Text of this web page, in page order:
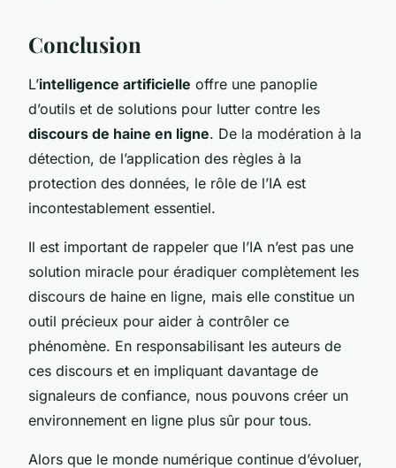
Conclusion
L’intelligence artificielle offre une panoplie
d’outils et de solutions pour lutter contre les
discours de haine en ligne. De la modération à la
détection, de l’application des règles à la
protection des données, le rôle de l’IA est
incontestablement essentiel.
Il est important de rappeler que l’IA n’est pas une
solution miracle pour éradiquer complètement les
discours de haine en ligne, mais elle constitue un
outil précieux pour aider à contrôler ce
phénomène. En responsabilisant les auteurs de
ces discours et en impliquant davantage de
signaleurs de confiance, nous pouvons créer un
environnement en ligne plus sûr pour tous.
Alors que le monde numérique continue d’évoluer,